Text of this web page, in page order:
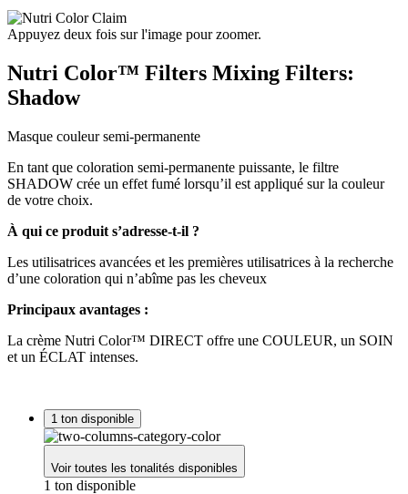
Appuyez deux fois sur l'image pour zoomer.
Nutri Color™ Filters Mixing Filters:
Shadow
Masque couleur semi-permanente
En tant que coloration semi-permanente puissante, le filtre
SHADOW crée un effet fumé lorsqu’il est appliqué sur la couleur
de votre choix.
À qui ce produit s’adresse-t-il ?
Les utilisatrices avancées et les premières utilisatrices à la recherche
d’une coloration qui n’abîme pas les cheveux
Principaux avantages :
La crème Nutri Color™ DIRECT offre une COULEUR, un SOIN
et un ÉCLAT intenses.
1 ton disponible
Voir toutes les tonalités disponibles
1 ton disponible